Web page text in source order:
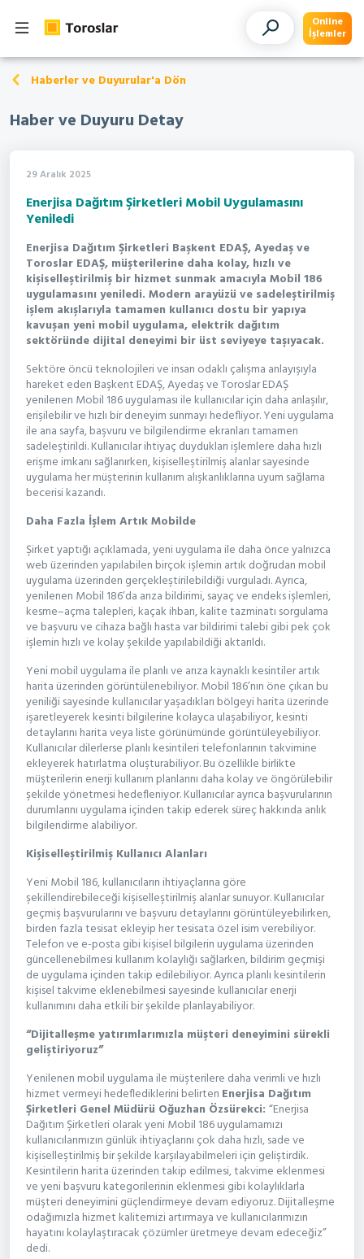
Online
İşlemler
Haberler ve Duyurular'a Dön
Haber ve Duyuru Detay
29 Aralık 2025
Enerjisa Dağıtım Şirketleri Mobil Uygulamasını
Yeniledi
Enerjisa Dağıtım Şirketleri Başkent EDAŞ, Ayedaş ve
Toroslar EDAŞ, müşterilerine daha kolay, hızlı ve
kişiselleştirilmiş bir hizmet sunmak amacıyla Mobil 186
uygulamasını yeniledi. Modern arayüzü ve sadeleştirilmiş
işlem akışlarıyla tamamen kullanıcı dostu bir yapıya
kavuşan yeni mobil uygulama, elektrik dağıtım
sektöründe dijital deneyimi bir üst seviyeye taşıyacak.
Sektöre öncü teknolojileri ve insan odaklı çalışma anlayışıyla
hareket eden Başkent EDAŞ, Ayedaş ve Toroslar EDAŞ
yenilenen Mobil 186 uygulaması ile kullanıcılar için daha anlaşılır,
erişilebilir ve hızlı bir deneyim sunmayı hedefliyor. Yeni uygulama
ile ana sayfa, başvuru ve bilgilendirme ekranları tamamen
sadeleştirildi. Kullanıcılar ihtiyaç duydukları işlemlere daha hızlı
erişme imkanı sağlanırken, kişiselleştirilmiş alanlar sayesinde
uygulama her müşterinin kullanım alışkanlıklarına uyum sağlama
becerisi kazandı.
Daha Fazla İşlem Artık Mobilde
Şirket yaptığı açıklamada, yeni uygulama ile daha önce yalnızca
web üzerinden yapılabilen birçok işlemin artık doğrudan mobil
uygulama üzerinden gerçekleştirilebildiği vurguladı. Ayrıca,
yenilenen Mobil 186’da arıza bildirimi, sayaç ve endeks işlemleri,
kesme–açma talepleri, kaçak ihbarı, kalite tazminatı sorgulama
ve başvuru ve cihaza bağlı hasta var bildirimi talebi gibi pek çok
işlemin hızlı ve kolay şekilde yapılabildiği aktarıldı.
Yeni mobil uygulama ile planlı ve arıza kaynaklı kesintiler artık
harita üzerinden görüntülenebiliyor. Mobil 186’nın öne çıkan bu
yeniliği sayesinde kullanıcılar yaşadıkları bölgeyi harita üzerinde
işaretleyerek kesinti bilgilerine kolayca ulaşabiliyor, kesinti
detaylarını harita veya liste görünümünde görüntüleyebiliyor.
Kullanıcılar dilerlerse planlı kesintileri telefonlarının takvimine
ekleyerek hatırlatma oluşturabiliyor. Bu özellikle birlikte
müşterilerin enerji kullanım planlarını daha kolay ve öngörülebilir
şekilde yönetmesi hedefleniyor. Kullanıcılar ayrıca başvurularının
durumlarını uygulama içinden takip ederek süreç hakkında anlık
bilgilendirme alabiliyor.
Kişiselleştirilmiş Kullanıcı Alanları
Yeni Mobil 186, kullanıcıların ihtiyaçlarına göre
şekillendirebileceği kişiselleştirilmiş alanlar sunuyor. Kullanıcılar
geçmiş başvurularını ve başvuru detaylarını görüntüleyebilirken,
birden fazla tesisat ekleyip her tesisata özel isim verebiliyor.
Telefon ve e-posta gibi kişisel bilgilerin uygulama üzerinden
güncellenebilmesi kullanım kolaylığı sağlarken, bildirim geçmişi
de uygulama içinden takip edilebiliyor. Ayrıca planlı kesintilerin
kişisel takvime eklenebilmesi sayesinde kullanıcılar enerji
kullanımını daha etkili bir şekilde planlayabiliyor.
“Dijitalleşme yatırımlarımızla müşteri deneyimini sürekli
geliştiriyoruz”
Yenilenen mobil uygulama ile müşterilere daha verimli ve hızlı
hizmet vermeyi hedeflediklerini belirten Enerjisa Dağıtım
Şirketleri Genel Müdürü Oğuzhan Özsürekci: “Enerjisa
Dağıtım Şirketleri olarak yeni Mobil 186 uygulamamızı
kullanıcılarımızın günlük ihtiyaçlarını çok daha hızlı, sade ve
kişiselleştirilmiş bir şekilde karşılayabilmeleri için geliştirdik.
Kesintilerin harita üzerinden takip edilmesi, takvime eklenmesi
ve yeni başvuru kategorilerinin eklenmesi gibi kolaylıklarla
müşteri deneyimini güçlendirmeye devam ediyoruz. Dijitalleşme
odağımızla hizmet kalitemizi artırmaya ve kullanıcılarımızın
hayatını kolaylaştıracak çözümler üretmeye devam edeceğiz”
dedi.